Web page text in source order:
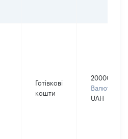
Готівкові
кошти
200000
Валюта:
UAH